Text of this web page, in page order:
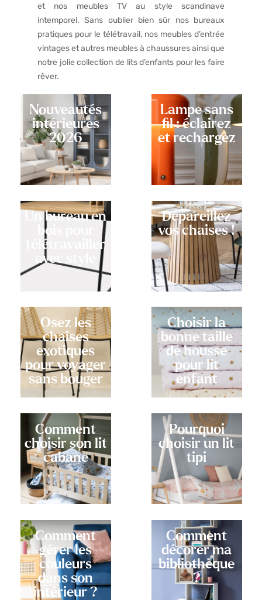
et nos meubles TV au style scandinave
intemporel. Sans oublier bien sûr nos bureaux
pratiques pour le télétravail, nos meubles d’entrée
vintages et autres meubles à chaussures ainsi que
notre jolie collection de lits d’enfants pour les faire
rêver.
Nouveautés
intérieures
2026
Lampe sans
fil : éclairez
et rechargez
Un bureau en
bois pour
télétravailler
avec style
Dépareillez
vos chaises !
Osez les
chaises
exotiques
pour voyager
sans bouger
Choisir la
bonne taille
de housse
pour lit
enfant
Comment
choisir son lit
cabane
Pourquoi
choisir un lit
tipi
Comment
gérer les
couleurs
dans son
intérieur ?
Comment
décorer ma
bibliothèque
?